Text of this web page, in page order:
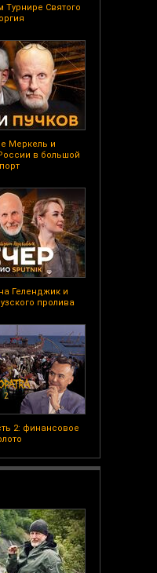
Святого
Меркель и
в большой
Геленджик и
пролива
2: финансовое